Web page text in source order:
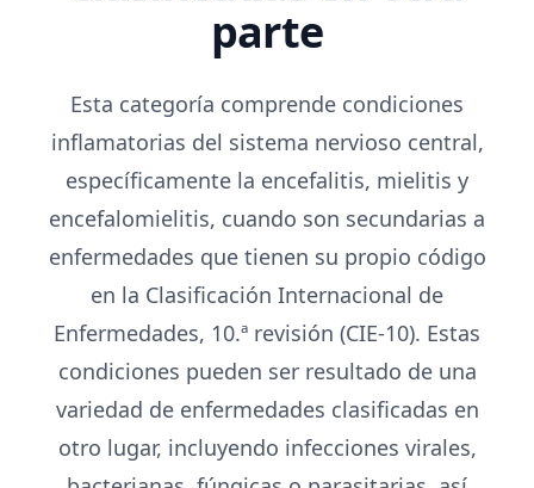
parte
Esta categoría comprende condiciones
inflamatorias del sistema nervioso central,
específicamente la encefalitis, mielitis y
encefalomielitis, cuando son secundarias a
enfermedades que tienen su propio código
en la Clasificación Internacional de
Enfermedades, 10.ª revisión (CIE-10). Estas
condiciones pueden ser resultado de una
variedad de enfermedades clasificadas en
otro lugar, incluyendo infecciones virales,